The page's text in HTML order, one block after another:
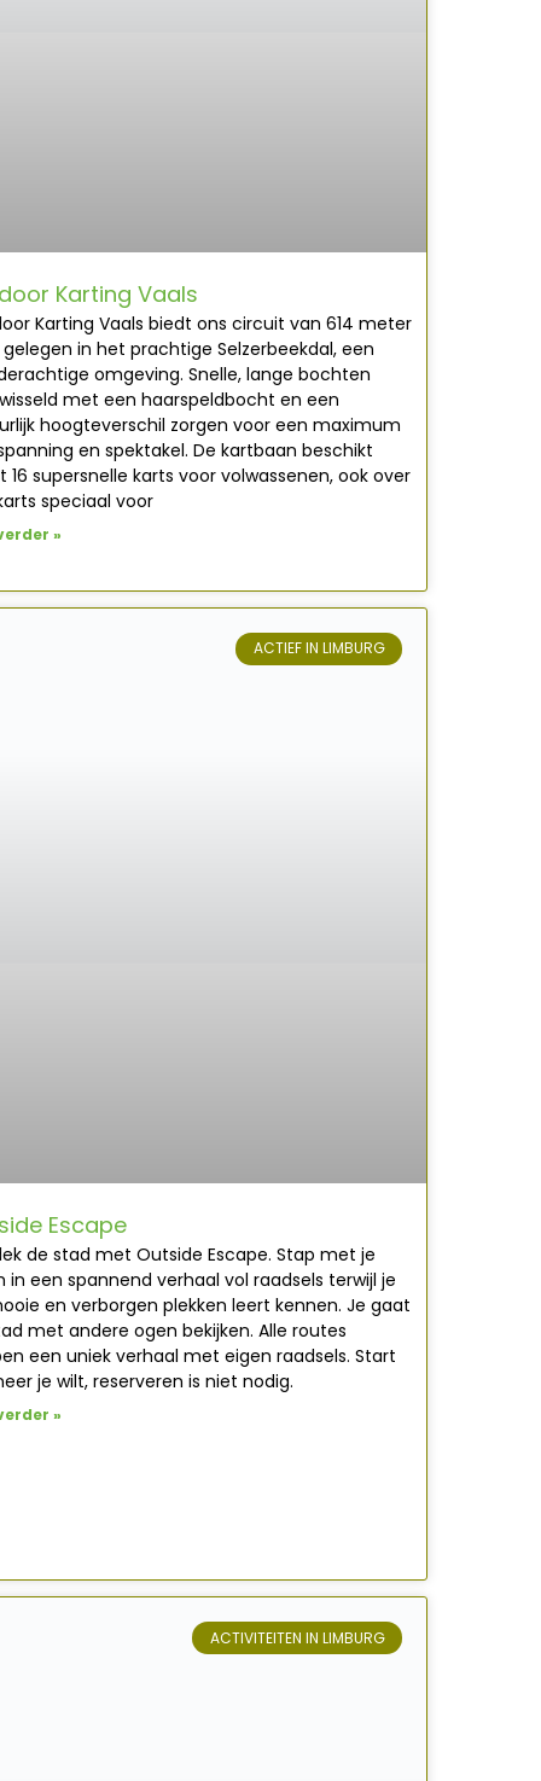
Karting Vaals
Karting Vaals biedt ons circuit van 614 meter
gelegen in het prachtige Selzerbeekdal, een
omgeving. Snelle, lange bochten
met een haarspeldbocht en een
hoogteverschil zorgen voor een maximum
en spektakel. De kartbaan beschikt
16 supersnelle karts voor volwassenen, ook over
speciaal voor
»
ACTIEF IN LIMBURG
Escape
de stad met Outside Escape. Stap met je
in een spannend verhaal vol raadsels terwijl je
en verborgen plekken leert kennen. Je gaat
met andere ogen bekijken. Alle routes
een uniek verhaal met eigen raadsels. Start
je wilt, reserveren is niet nodig.
»
ACTIVITEITEN IN LIMBURG